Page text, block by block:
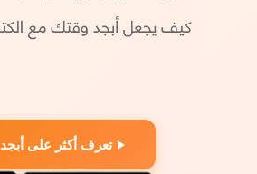
تعرف أكثر على أبجد